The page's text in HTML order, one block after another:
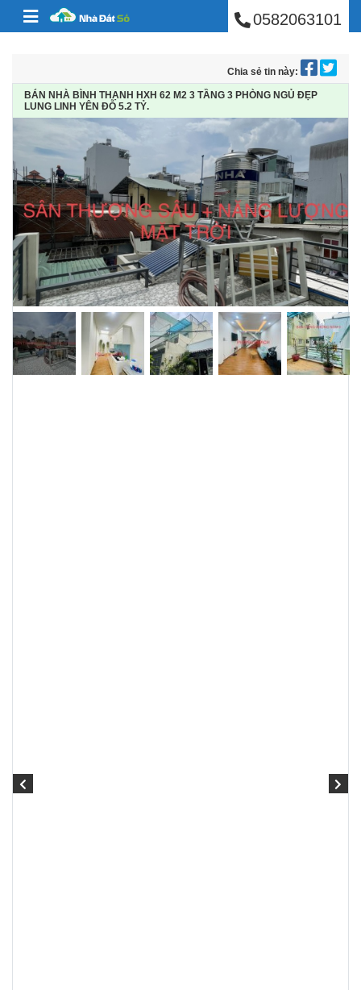
Skip to content BÁN NHÀ PHÚ0582063101
Chia sẻ tin này:
BÁN NHÀ BÌNH THẠNH HXH 62 M2 3 TẦNG 3 PHÒNG NGỦ ĐẸP
LUNG LINH YÊN ĐỖ 5.2 TỶ.